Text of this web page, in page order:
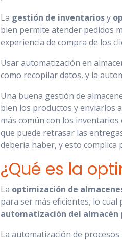
La gestión de inventariosy
bien permite atender pedidos
experiencia de compra de los
Usar automatización en
como recopilar datos, y la
Una buena gestión de
bien los productos y enviarlos
más común con los
que puede retrasar las
debería haber, y esto complica
¿Qué es la
La optimización de
para ser más eficientes, lo
automatización del almacén
La automatización de